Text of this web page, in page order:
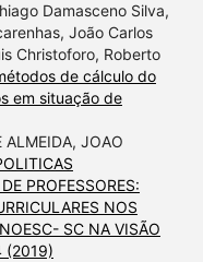
Damasceno Silva,
João Carlos
Christoforo, Roberto
de cálculo do
em situação de
ALMEIDA, JOAO
PROFESSORES:
NOS
SC NA VISÃO
(2019)